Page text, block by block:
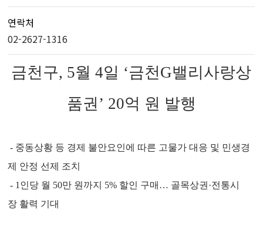
연락처
02-2627-1316
금천구, 5월 4일 ‘금천G밸리사랑상
품권’ 20억 원 발행
- 중동상황 등 경제 불안요인에 따른 고물가 대응 및 민생경
제 안정 선제 조치
- 1인당 월 50만 원까지 5% 할인 구매… 골목상권·전통시
장 활력 기대